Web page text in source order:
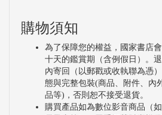
購物須知
為了保障您的權益，國家書店
十天的鑑賞期（含例假日）。
內寄回（以郵戳或收執聯為憑
態與完整包裝(商品、附件、內
品等)，否則恕不接受退貨。
購買產品如為數位影音商品（